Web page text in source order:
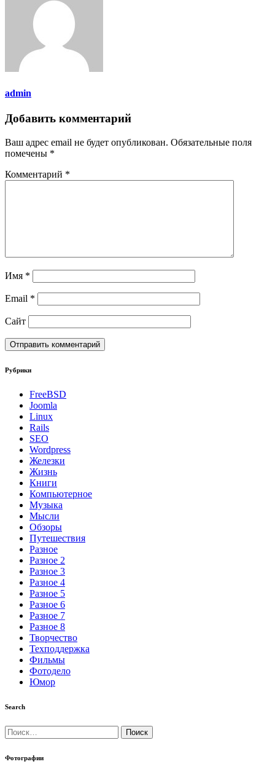
admin
Добавить комментарий
Ваш адрес email не будет опубликован. Обязательные поля
помечены *
Комментарий *
Имя *
Email *
Сайт
Рубрики
FreeBSD
Joomla
Linux
Rails
SEO
Wordpress
Железки
Жизнь
Книги
Компьютерное
Музыка
Мысли
Обзоры
Путешествия
Разное
Разное 2
Разное 3
Разное 4
Разное 5
Разное 6
Разное 7
Разное 8
Творчество
Техподдержка
Фильмы
Фотодело
Юмор
Search
Найти:
Фотографии